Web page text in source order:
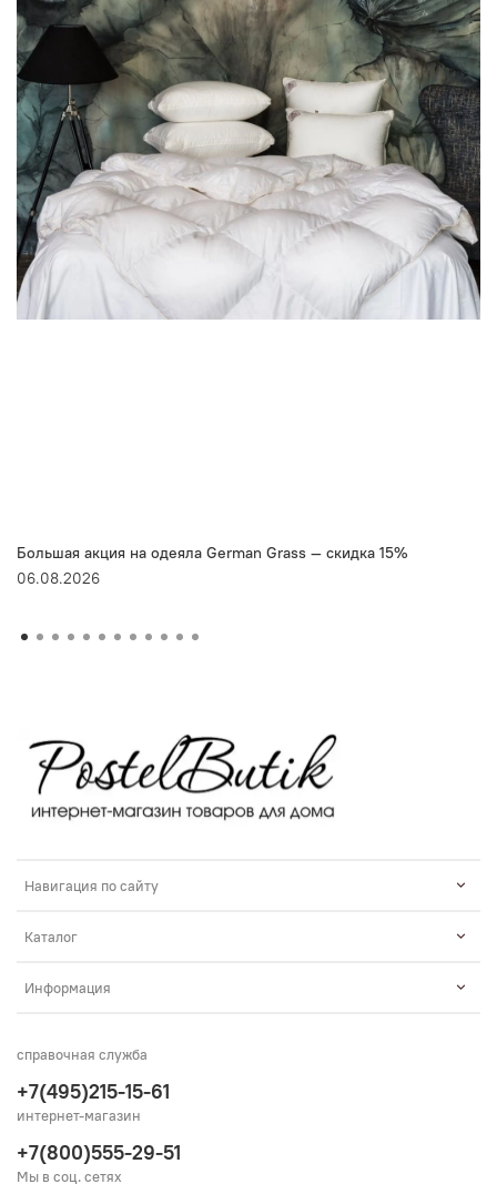
Большая акция на одеяла German Grass — скидка 15%
06.08.2026
Навигация по сайту
Каталог
Информация
справочная служба
+7(495)215-15-61
интернет-магазин
+7(800)555-29-51
Мы в соц. сетях